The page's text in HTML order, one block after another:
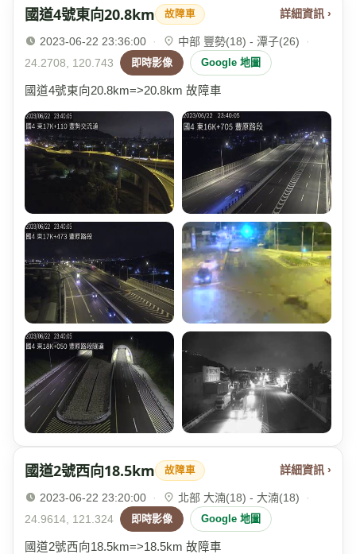
國道4號東向20.8km 故障車 詳細資訊 ›
2023-06-22 23:36:00 · 中部 豐勢(18) - 潭子(26)
·
24.2708, 120.743
即時影像 Google 地圖
國道4號東向20.8km=>20.8km 故障車
國道2號西向18.5km 故障車 詳細資訊 ›
2023-06-22 23:20:00 · 北部 大湳(18) - 大湳(18)
·
24.9614, 121.324
即時影像 Google 地圖
國道2號西向18.5km=>18.5km 故障車